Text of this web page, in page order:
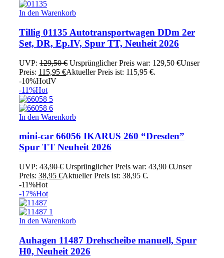
In den Warenkorb
Tillig 01135 Autotransportwagen DDm 2er
Set, DR, Ep.IV, Spur TT, Neuheit 2026
UVP: 129,50€ Ursprünglicher Preis war: 129,50 €Unser
Preis: 115,95 €Aktueller Preis ist: 115,95 €.
-10%HotIV
-11%Hot
In den Warenkorb
mini-car 66056 IKARUS 260 “Dresden”
Spur TT Neuheit 2026
UVP: 43,90€ Ursprünglicher Preis war: 43,90 €Unser
Preis: 38,95 €Aktueller Preis ist: 38,95 €.
-11%Hot
-17%Hot
In den Warenkorb
Auhagen 11487 Drehscheibe manuell, Spur
H0, Neuheit 2026